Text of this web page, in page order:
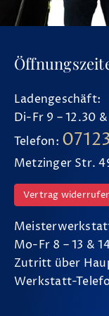
Ladengeschäft:
Di-Fr 9 – 12.30
Telefon:
Metzinger Str.
Vertrag
Mo-Fr 8 – 13 &
Zutritt über
Werkstatt-